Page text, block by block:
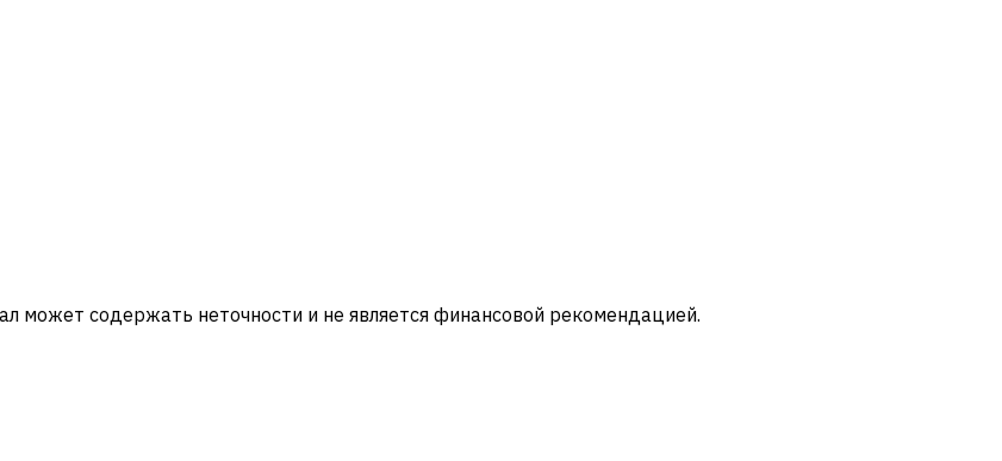
может содержать неточности и не является финансовой рекомендацией.